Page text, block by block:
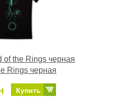
of the Rings черная
Rings черная
Купить